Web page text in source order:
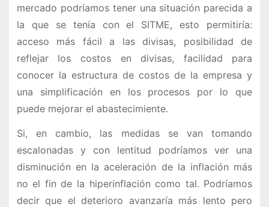
mercado podríamos tener una situación parecida a
la que se tenía con el SITME, esto permitiría:
acceso más fácil a las divisas, posibilidad de
reflejar los costos en divisas, facilidad para
conocer la estructura de costos de la empresa y
una simplificación en los procesos por lo que
puede mejorar el abastecimiente.
Si, en cambio, las medidas se van tomando
escalonadas y con lentitud podríamos ver una
disminución en la aceleración de la inflación más
no el fin de la hiperinflación como tal. Podríamos
decir que el deterioro avanzaría más lento pero